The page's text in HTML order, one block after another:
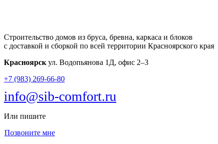
Строительство домов из бруса, бревна, каркаса и блоков
с доставкой и сборкой по всей территории Красноярского края
Красноярск ул. Водопьянова 1Д, офис 2–3
+7 (983) 269-66-80
info@sib-comfort.ru
Или пишите
Позвоните мне